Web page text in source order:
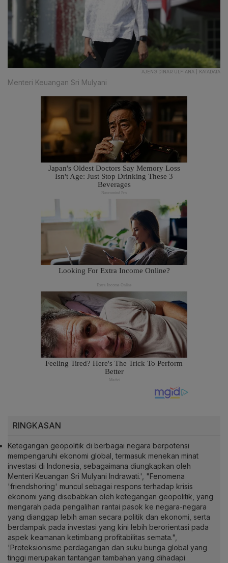
AJENG DINAR ULFIANA | KATADATA
Menteri Keuangan Sri Mulyani
RINGKASAN
Ketegangan geopolitik di berbagai negara berpotensi
mempengaruhi ekonomi global, termasuk menekan minat
investasi di Indonesia, sebagaimana diungkapkan oleh
Menteri Keuangan Sri Mulyani Indrawati.', "Fenomena
'friendshoring' muncul sebagai respons terhadap krisis
ekonomi yang disebabkan oleh ketegangan geopolitik, yang
mengarah pada pengalihan rantai pasok ke negara-negara
yang dianggap lebih aman secara politik dan ekonomi, serta
berdampak pada investasi yang kini lebih berorientasi pada
aspek keamanan ketimbang profitabilitas semata.",
'Proteksionisme perdagangan dan suku bunga global yang
tinggi merupakan tantangan tambahan yang dihadapi